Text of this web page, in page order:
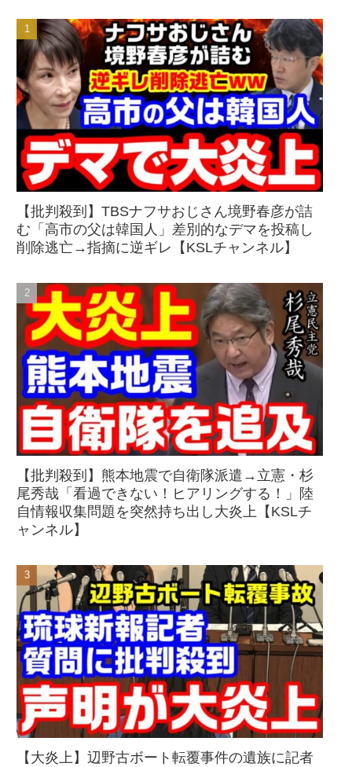
【批判殺到】TBSナフサおじさん境野春彦が詰
む「高市の父は韓国人」差別的なデマを投稿し
削除逃亡→指摘に逆ギレ【KSLチャンネル】
【批判殺到】熊本地震で自衛隊派遣→立憲・杉
尾秀哉「看過できない！ヒアリングする！」陸
自情報収集問題を突然持ち出し大炎上【KSLチ
ャンネル】
【大炎上】辺野古ボート転覆事件の遺族に記者